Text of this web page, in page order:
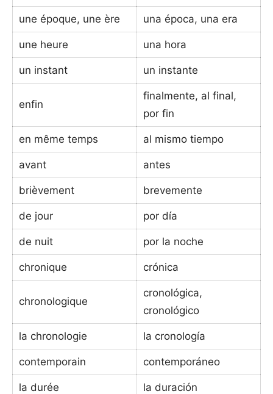
une époque, une ère una época, una era
une heure una hora
un instant un instante
enfin
finalmente, al final,
por fin
en même temps al mismo tiempo
avant antes
brièvement brevemente
de jour por día
de nuit por la noche
chronique crónica
chronologique
cronológica,
cronológico
la chronologie la cronología
contemporain contemporáneo
la durée la duración